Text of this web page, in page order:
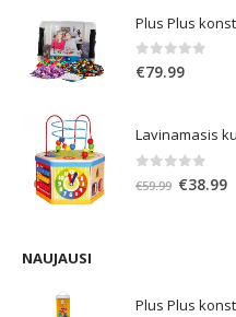
€21.99.
Plus Plus
0out of 5
€79.99
Lavinamasis
out of 5
€59.99 Original
€38.99
NAUJAUSI